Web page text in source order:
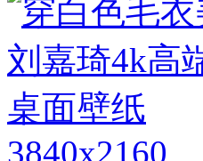
3840x2160